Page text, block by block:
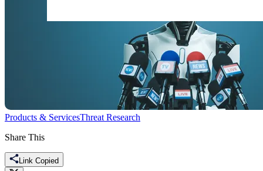
Products & ServicesThreat Research
Share This
Link Copied